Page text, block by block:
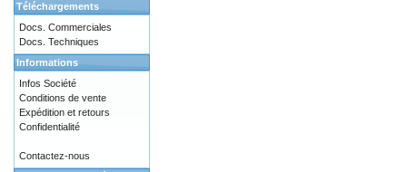
Téléchargements
Docs. Commerciales
Docs. Techniques
Informations
Infos Société
Conditions de vente
Expédition et retours
Confidentialité
Contactez-nous